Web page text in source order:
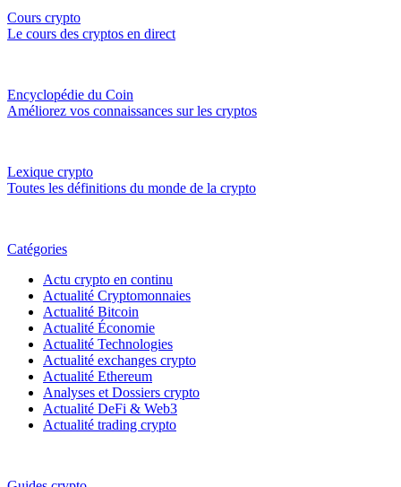
Cours crypto
Le cours des cryptos en direct
Encyclopédie du Coin
Améliorez vos connaissances sur les cryptos
Lexique crypto
Toutes les définitions du monde de la crypto
Catégories
Actu crypto en continu
Actualité Cryptomonnaies
Actualité Bitcoin
Actualité Économie
Actualité Technologies
Actualité exchanges crypto
Actualité Ethereum
Analyses et Dossiers crypto
Actualité DeFi & Web3
Actualité trading crypto